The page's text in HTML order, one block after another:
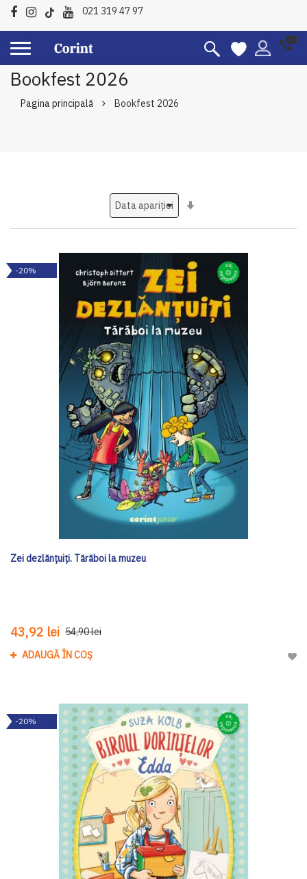
021 319 47 97
Bookfest 2026
Pagina principală Bookfest 2026
-20%
Zei dezlănțuiți. Tărăboi la muzeu
43,92 lei 54,90 lei
ADAUGĂ ÎN COȘ
-20%